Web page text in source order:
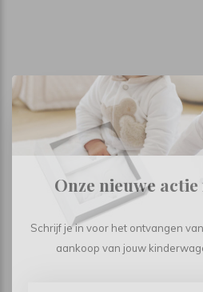
Onze nieuwe
Schrijf je in voor het ontvangen
aankoop van jouw